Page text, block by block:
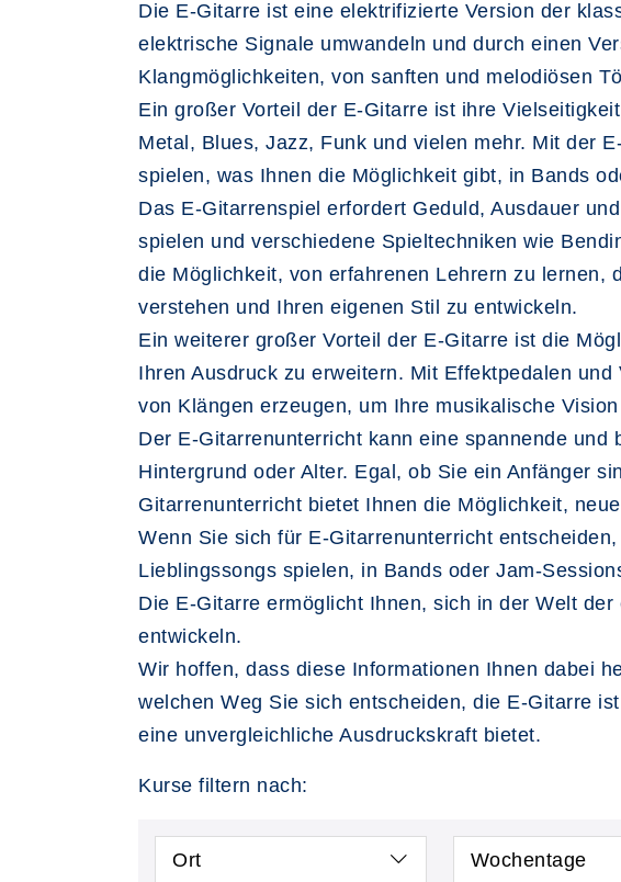
Die E-Gitarre ist eine elektrifizierte Version der
elektrische Signale umwandeln und durch einen
Klangmöglichkeiten, von sanften und melodiösen
Ein großer Vorteil der E-Gitarre ist ihre
Metal, Blues, Jazz, Funk und vielen mehr. Mit der
spielen, was Ihnen die Möglichkeit gibt, in Bands
Das E-Gitarrenspiel erfordert Geduld, Ausdauer
spielen und verschiedene Spieltechniken wie
die Möglichkeit, von erfahrenen Lehrern zu lernen,
verstehen und Ihren eigenen Stil zu entwickeln.
Ein weiterer großer Vorteil der E-Gitarre ist die
Ihren Ausdruck zu erweitern. Mit Effektpedalen
von Klängen erzeugen, um Ihre musikalische
Der E-Gitarrenunterricht kann eine spannende
Hintergrund oder Alter. Egal, ob Sie ein Anfänger
Gitarrenunterricht bietet Ihnen die Möglichkeit,
Wenn Sie sich für E-Gitarrenunterricht
Lieblingssongs spielen, in Bands oder Jam-
Die E-Gitarre ermöglicht Ihnen, sich in der Welt
entwickeln.
Wir hoffen, dass diese Informationen Ihnen dabei
welchen Weg Sie sich entscheiden, die E-Gitarre
eine unvergleichliche Ausdruckskraft bietet.
Kurse filtern nach:
Ort Wochentage